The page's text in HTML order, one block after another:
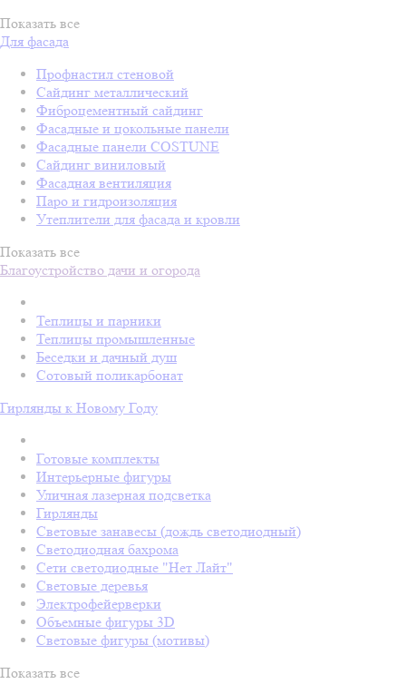
Показать все
Для фасада
Профнастил стеновой
Сайдинг металлический
Фиброцементный сайдинг
Фасадные и цокольные панели
Фасадные панели COSTUNE
Сайдинг виниловый
Фасадная вентиляция
Паро и гидроизоляция
Утеплители для фасада и кровли
Показать все
Благоустройство дачи и огорода
Теплицы и парники
Теплицы промышленные
Беседки и дачный душ
Сотовый поликарбонат
Гирлянды к Новому Году
Готовые комплекты
Интерьерные фигуры
Уличная лазерная подсветка
Гирлянды
Световые занавесы (дождь светодиодный)
Светодиодная бахрома
Сети светодиодные "Нет Лайт"
Световые деревья
Электрофейерверки
Объемные фигуры 3D
Световые фигуры (мотивы)
Показать все